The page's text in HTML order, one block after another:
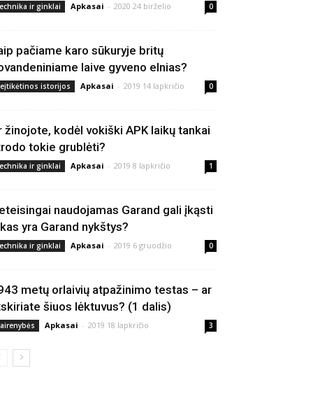
ir ginklai Apkasai - 2020 24 birželio 0
pačiame karo sūkuryje britų
laive gyveno elnias?
istorijos Apkasai - 2019 14 lapkričio 0
žinojote, kodėl vokiški APK laikų tankai
tokie grublėti?
ir ginklai Apkasai - 2019 8 lapkričio 1
naudojamas Garand gali įkąsti
yra Garand nykštys?
ir ginklai Apkasai - 2019 6 gruodžio 0
metų orlaivių atpažinimo testas – ar
šiuos lėktuvus? (1 dalis)
Apkasai - 2019 18 lapkričio 3